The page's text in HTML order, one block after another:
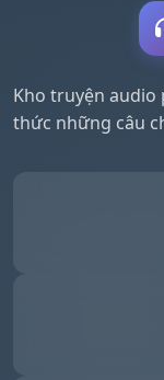
Kho truyện audio
thức những câu